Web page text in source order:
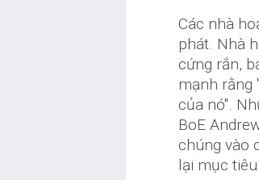
Các nhà
phát. Nhà
cứng rắn,
mạnh rằng
của nó".
BoE
chúng vào
lại mục tiêu